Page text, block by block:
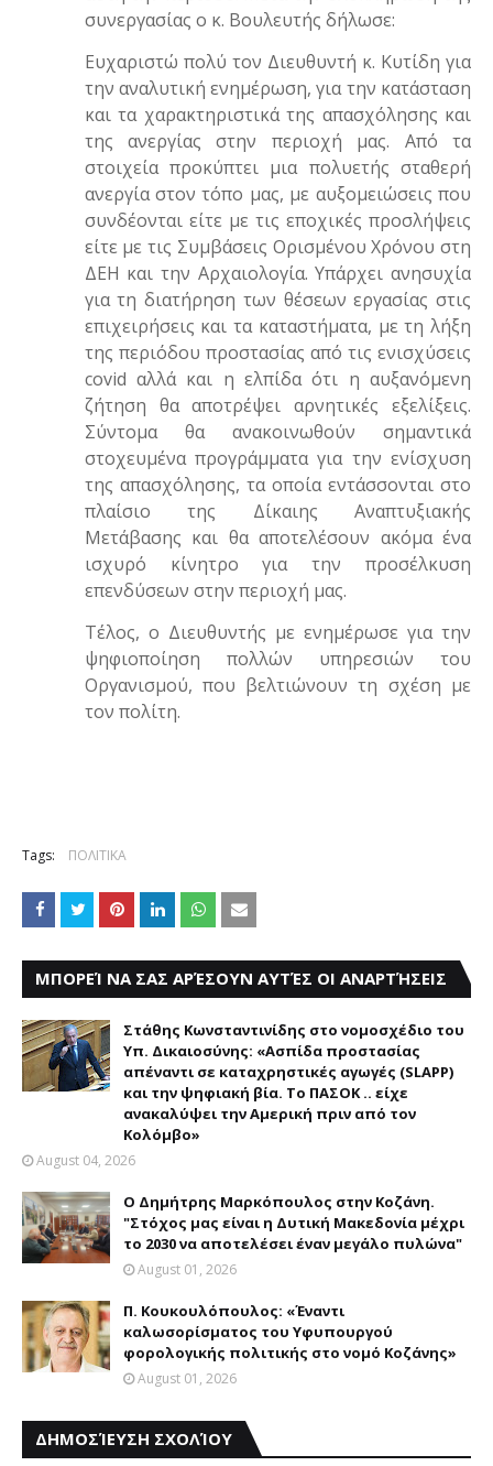
συνεργασίας ο κ. Βουλευτής δήλωσε:
Ευχαριστώ πολύ τον Διευθυντή κ. Κυτίδη για
την αναλυτική ενημέρωση, για την κατάσταση
και τα χαρακτηριστικά της απασχόλησης και
της ανεργίας στην περιοχή μας. Από τα
στοιχεία προκύπτει μια πολυετής σταθερή
ανεργία στον τόπο μας, με αυξομειώσεις που
συνδέονται είτε με τις εποχικές προσλήψεις
είτε με τις Συμβάσεις Ορισμένου Χρόνου στη
ΔΕΗ και την Αρχαιολογία. Υπάρχει ανησυχία
για τη διατήρηση των θέσεων εργασίας στις
επιχειρήσεις και τα καταστήματα, με τη λήξη
της περιόδου προστασίας από τις ενισχύσεις
covid αλλά και η ελπίδα ότι η αυξανόμενη
ζήτηση θα αποτρέψει αρνητικές εξελίξεις.
Σύντομα θα ανακοινωθούν σημαντικά
στοχευμένα προγράμματα για την ενίσχυση
της απασχόλησης, τα οποία εντάσσονται στο
πλαίσιο της Δίκαιης Αναπτυξιακής
Μετάβασης και θα αποτελέσουν ακόμα ένα
ισχυρό κίνητρο για την προσέλκυση
επενδύσεων στην περιοχή μας.
Τέλος, ο Διευθυντής με ενημέρωσε για την
ψηφιοποίηση πολλών υπηρεσιών του
Οργανισμού, που βελτιώνουν τη σχέση με
τον πολίτη.
Tags: ΠΟΛΙΤΙΚΑ
ΜΠΟΡΕΊ ΝΑ ΣΑΣ ΑΡΈΣΟΥΝ ΑΥΤΈΣ ΟΙ ΑΝΑΡΤΉΣΕΙΣ
Στάθης Κωνσταντινίδης στο νομοσχέδιο του
Υπ. Δικαιοσύνης: «Ασπίδα προστασίας
απέναντι σε καταχρηστικές αγωγές (SLAPP)
και την ψηφιακή βία. Το ΠΑΣΟΚ .. είχε
ανακαλύψει την Αμερική πριν από τον
Κολόμβο»
August 04, 2026
Ο Δημήτρης Μαρκόπουλος στην Κοζάνη.
"Στόχος μας είναι η Δυτική Μακεδονία μέχρι
το 2030 να αποτελέσει έναν μεγάλο πυλώνα"
August 01, 2026
Π. Κουκουλόπουλος: «Έναντι
καλωσορίσματος του Υφυπουργού
φορολογικής πολιτικής στο νομό Κοζάνης»
August 01, 2026
ΔΗΜΟΣΊΕΥΣΗ ΣΧΟΛΊΟΥ